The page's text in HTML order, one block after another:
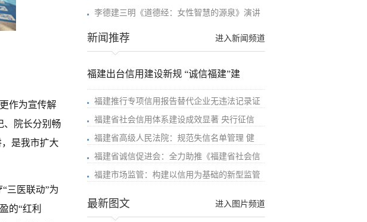
作为宣传解
、院长分别畅
是我市扩大
三医联动”为
的“红利
李德建三明《道德经：女性智慧的源泉》演讲
进入新闻频道
新闻推荐
福建出台信用建设新规 “诚信福建”建
福建推行专项信用报告替代企业无违法记录证
福建省社会信用体系建设成效显著 央行征信
福建省高级人民法院：规范失信名单管理 健
福建省诚信促进会：全力助推《福建省社会信
福建市场监管：构建以信用为基础的新型监管
进入图片频道
最新图文